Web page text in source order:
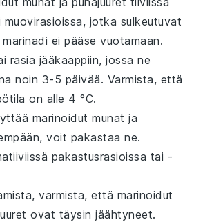
muovirasioissa, jotka sulkeutuvat
ei pääse vuotamaan.
rasia jääkaappiin, jossa ne
noin 3-5 päivää. Varmista, että
on alle 4 °C.
marinoidut munat ja
voit pakastaa ne.
pakastusrasioissa tai -
varmista, että marinoidut
ovat täysin jäähtyneet.